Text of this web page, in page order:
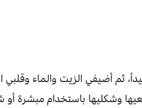
ثم أضيفي الزيت والماء
وشكليها باستخدام مبشرة أو